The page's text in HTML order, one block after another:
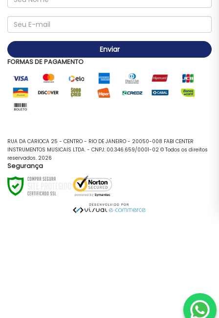
Enviar
FORMAS DE PAGAMENTO
RUA DA CARIOCA 25 - CENTRO - RIO DE JANEIRO - 20050-008 FABI CENTER
INSTRUMENTOS MUSICAIS LTDA. - CNPJ: 00.346.659/0001-02 © Todos os direitos
reservados. 2026
Segurança